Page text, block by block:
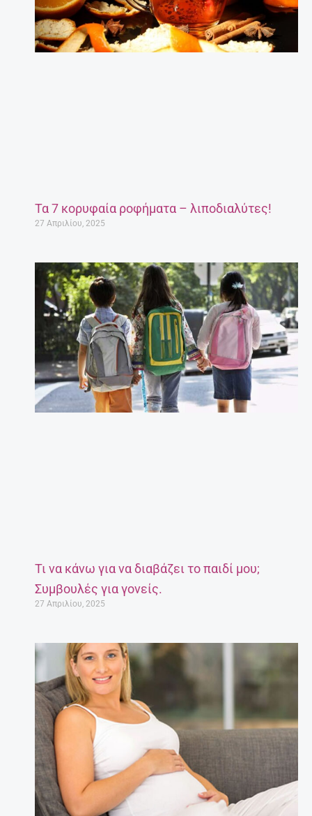
Τα 7 κορυφαία ροφήματα – λιποδιαλύτες!
27 Απριλίου, 2025
Τι να κάνω για να διαβάζει το παιδί μου;
Συμβουλές για γονείς.
27 Απριλίου, 2025